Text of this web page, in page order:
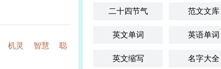
机灵 智慧 聪
二十四节气 范文文库
英文单词 英语单词
英文缩写 名字大全